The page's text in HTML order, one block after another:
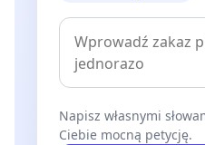
Napisz własnymi
Ciebie mocną petycję.